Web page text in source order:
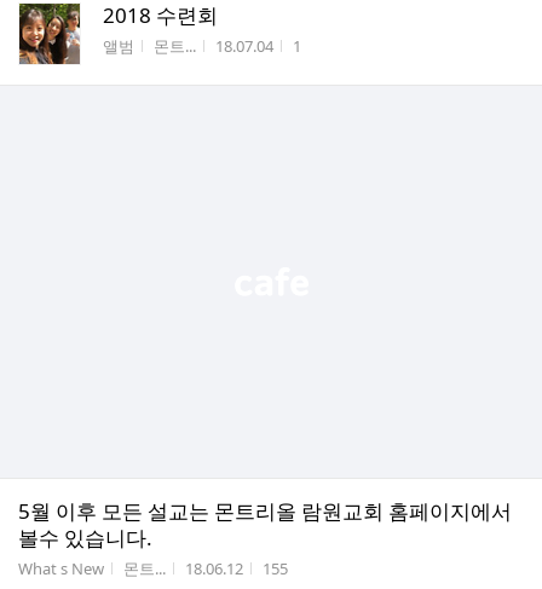
2018 수련회
게시판명
앨범 작성자
몬트... 작성시간
18.07.04 조회수
1
5월 이후 모든 설교는 몬트리올 람원교회 홈페이지에서
볼수 있습니다.
게시판명
What s New 작성자
몬트... 작성시간
18.06.12 조회수
155